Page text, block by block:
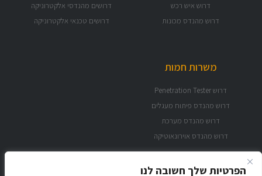
הפרטיות שלך חשובה לנו
דרוש איש רכש
דרוש מהנדס מכונות
דרושים מהנדסי אלקטרוניקה
דרושים טכנאי אלקטרוניקה
משרות חמות
דרוש Penetration Tester
דרוש מהנדס פיתוח מעגלים
דרוש מהנדס מערכת
דרוש מהנדס אוירונאוטיקה